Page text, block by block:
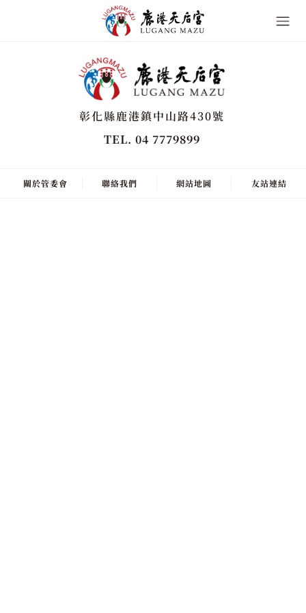
彰化縣鹿港鎮中山路430號
TEL. 04 7779899
關於管委會 聯絡我們 網站地圖 友站連結